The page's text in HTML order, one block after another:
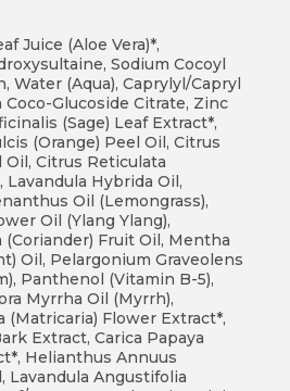
Juice (Aloe Vera)*,
Sodium Cocoyl
Water (Aqua), Caprylyl/Capryl
Glucoside Citrate, Zinc
(Sage) Leaf Extract*,
(Orange) Peel Oil, Citrus
Citrus Reticulata
Lavandula Hybrida Oil,
Oil (Lemongrass),
Oil (Ylang Ylang),
Fruit Oil, Mentha
Oil, Pelargonium Graveolens
Panthenol (Vitamin B-5),
Myrrha Oil (Myrrh),
(Matricaria) Flower Extract*,
Extract, Carica Papaya
Helianthus Annuus
Lavandula Angustifolia